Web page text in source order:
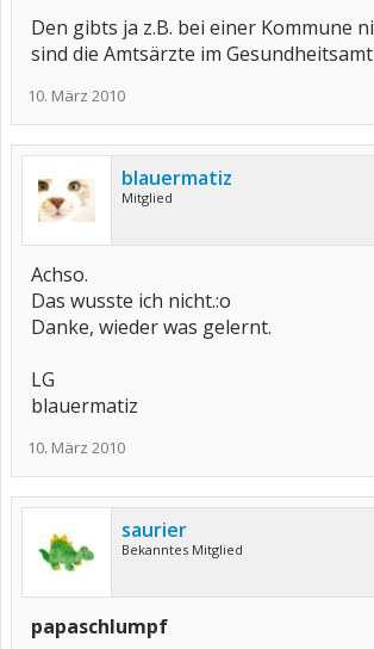
Den gibts ja z.B. bei einer Kommune
sind die Amtsärzte im
10. März 2010
blauermatiz
Mitglied
Achso.
Das wusste ich nicht.:o
Danke, wieder was gelernt.
LG
blauermatiz
10. März 2010
saurier
Bekanntes Mitglied
papaschlumpf